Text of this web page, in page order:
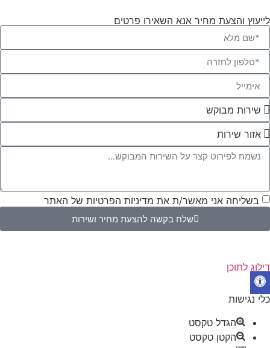
לייעוץ והצעת מחיר אנא השאירו פרטים
בשליחה אני מאשר/ת את מדיניות הפרטיות של האתר
שלח בקשה להצעת מחיר ושירות
דילוג לתוכן
פתח סרגל נגישות
כלי נגישות
הגדל טקסט
הקטן טקסט